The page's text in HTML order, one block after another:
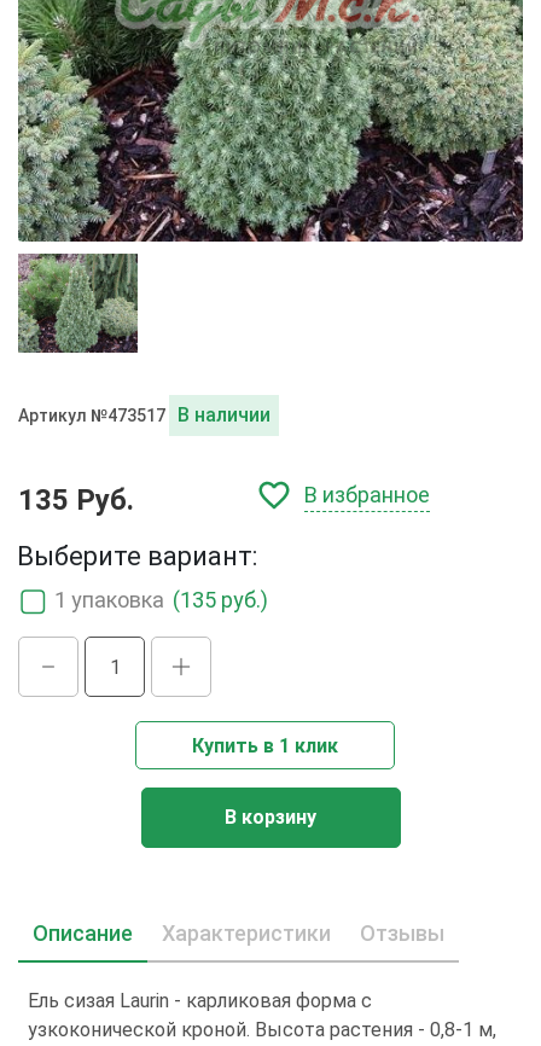
Артикул №473517 В наличии
135 Руб. В избранное
Выберите вариант:
1 упаковка (135 руб.)
Купить в 1 клик
В корзину
Описание Характеристики Отзывы
Ель сизая Laurin - карликовая форма с
узкоконической кроной. Высота растения - 0,8-1 м,